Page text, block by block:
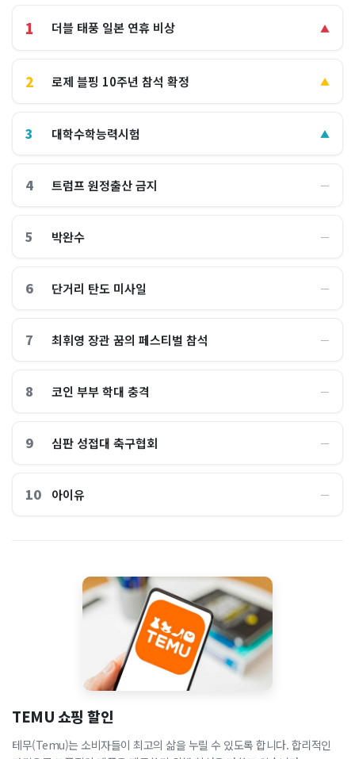
1 더블 태풍 일본 연휴 비상 ▲
2 로제 블핑 10주년 참석 확정 ▲
3 대학수학능력시험 ▲
4 트럼프 원정출산 금지 ―
5 박완수 ―
6 단거리 탄도 미사일 ―
7 최휘영 장관 꿈의 페스티벌 참석 ―
8 코인 부부 학대 충격 ―
9 심판 성접대 축구협회 ―
10 아이유 ―
TEMU 쇼핑 할인
테무(Temu)는 소비자들이 최고의 삶을 누릴 수 있도록 합니다. 합리적인